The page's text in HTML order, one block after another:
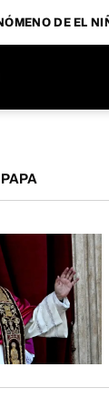
DE EL